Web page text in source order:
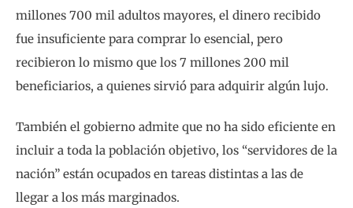
millones 700 mil adultos mayores, el dinero recibido
fue insuficiente para comprar lo esencial, pero
recibieron lo mismo que los 7 millones 200 mil
beneficiarios, a quienes sirvió para adquirir algún lujo.
También el gobierno admite que no ha sido eficiente en
incluir a toda la población objetivo, los “servidores de la
nación” están ocupados en tareas distintas a las de
llegar a los más marginados.